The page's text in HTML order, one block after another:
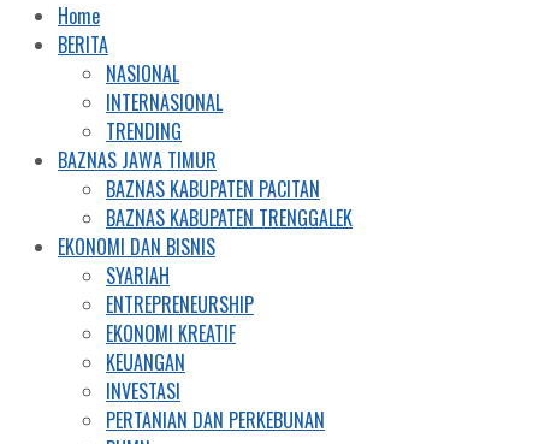
Home
BERITA
NASIONAL
INTERNASIONAL
TRENDING
BAZNAS JAWA TIMUR
BAZNAS KABUPATEN PACITAN
BAZNAS KABUPATEN TRENGGALEK
EKONOMI DAN BISNIS
SYARIAH
ENTREPRENEURSHIP
EKONOMI KREATIF
KEUANGAN
INVESTASI
PERTANIAN DAN PERKEBUNAN